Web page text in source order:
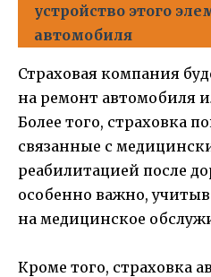
устройство этого
автомобиля
Страховая компания
на ремонт автомобиля
Более того, страховка
связанные с
реабилитацией после
особенно важно,
на медицинское
Кроме того, страховка